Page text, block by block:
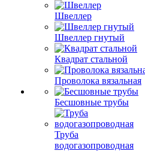
Швеллер
Швеллер гнутый
Квадрат стальной
Проволока вязальная
Бесшовные трубы
Труба
водогазопроводная